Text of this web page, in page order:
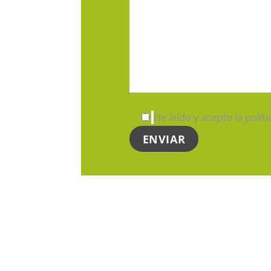
He leído y acepto la